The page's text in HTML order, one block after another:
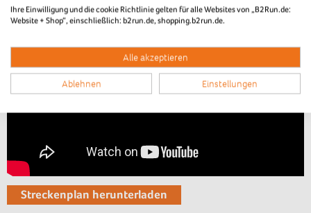
Streckenplan herunterladen
Ihre Einwilligung und die cookie Richtlinie gelten für alle Websites von „B2Run.de:
Website + Shop“, einschließlich: b2run.de, shopping.b2run.de.
Alle akzeptieren
Ablehnen Einstellungen